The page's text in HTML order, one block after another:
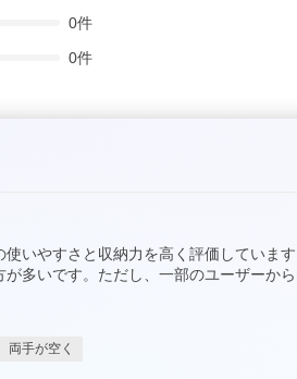
0件
0件
いやすさと収納力を高く評価していま
多いです。ただし、一部のユーザーか
両手が空く